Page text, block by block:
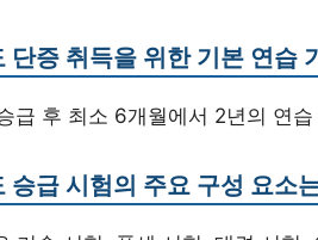
단증 취득을 위한 기본 연습
급 후 최소 6개월에서 2년의 연
승급 시험의 주요 구성 요소